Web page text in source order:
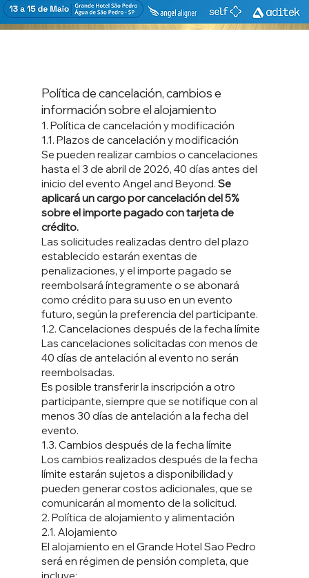
Política de cancelación, cambios e
información sobre el alojamiento
1. Política de cancelación y modificación
1.1. Plazos de cancelación y modificación
Se pueden realizar cambios o cancelaciones
hasta el 3 de abril de 2026, 40 días antes del
inicio del evento Angel and Beyond. Se
aplicará un cargo por cancelación del 5%
sobre el importe pagado con tarjeta de
crédito.
Las solicitudes realizadas dentro del plazo
establecido estarán exentas de
penalizaciones, y el importe pagado se
reembolsará íntegramente o se abonará
como crédito para su uso en un evento
futuro, según la preferencia del participante.
1.2. Cancelaciones después de la fecha límite
Las cancelaciones solicitadas con menos de
40 días de antelación al evento no serán
reembolsadas.
Es posible transferir la inscripción a otro
participante, siempre que se notifique con al
menos 30 días de antelación a la fecha del
evento.
1.3. Cambios después de la fecha límite
Los cambios realizados después de la fecha
límite estarán sujetos a disponibilidad y
pueden generar costos adicionales, que se
comunicarán al momento de la solicitud.
2. Política de alojamiento y alimentación
2.1. Alojamiento
El alojamiento en el Grande Hotel Sao Pedro
será en régimen de pensión completa, que